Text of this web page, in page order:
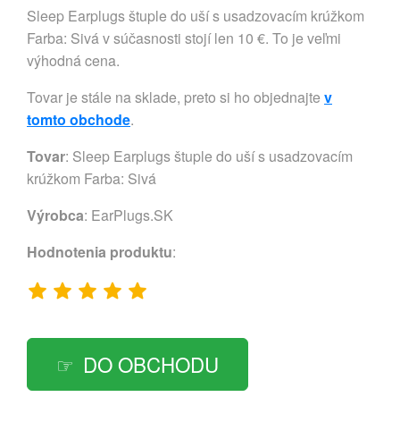
Sleep Earplugs štuple do uší s usadzovacím krúžkom
Farba: Sivá v súčasnosti stojí len 10 €. To je veľmi
výhodná cena.
Tovar je stále na sklade, preto si ho objednajte v
tomto obchode.
Tovar: Sleep Earplugs štuple do uší s usadzovacím
krúžkom Farba: Sivá
Výrobca: EarPlugs.SK
Hodnotenia produktu:
DO OBCHODU